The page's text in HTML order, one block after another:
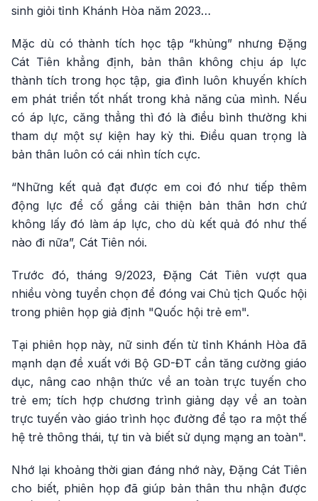
sinh giỏi tỉnh Khánh Hòa năm 2023…
Mặc dù có thành tích học tập “khủng” nhưng Đặng
Cát Tiên khẳng định, bản thân không chịu áp lực
thành tích trong học tập, gia đình luôn khuyến khích
em phát triển tốt nhất trong khả năng của mình. Nếu
có áp lực, căng thẳng thì đó là điều bình thường khi
tham dự một sự kiện hay kỳ thi. Điều quan trọng là
bản thân luôn có cái nhìn tích cực.
“Những kết quả đạt được em coi đó như tiếp thêm
động lực để cố gắng cải thiện bản thân hơn chứ
không lấy đó làm áp lực, cho dù kết quả đó như thế
nào đi nữa”, Cát Tiên nói.
Trước đó, tháng 9/2023, Đặng Cát Tiên vượt qua
nhiều vòng tuyển chọn để đóng vai Chủ tịch Quốc hội
trong phiên họp giả định "Quốc hội trẻ em".
Tại phiên họp này, nữ sinh đến từ tỉnh Khánh Hòa đã
mạnh dạn đề xuất với Bộ GD-ĐT cần tăng cường giáo
dục, nâng cao nhận thức về an toàn trực tuyến cho
trẻ em; tích hợp chương trình giảng dạy về an toàn
trực tuyến vào giáo trình học đường để tạo ra một thế
hệ trẻ thông thái, tự tin và biết sử dụng mạng an toàn".
Nhớ lại khoảng thời gian đáng nhớ này, Đặng Cát Tiên
cho biết, phiên họp đã giúp bản thân thu nhận được